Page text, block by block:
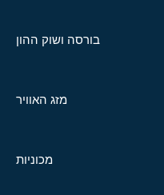
בורסה ושוק ההון
מזג האוויר
מכוניות